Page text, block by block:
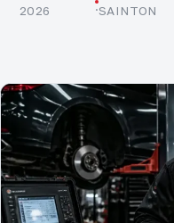
2026
·SAINTON